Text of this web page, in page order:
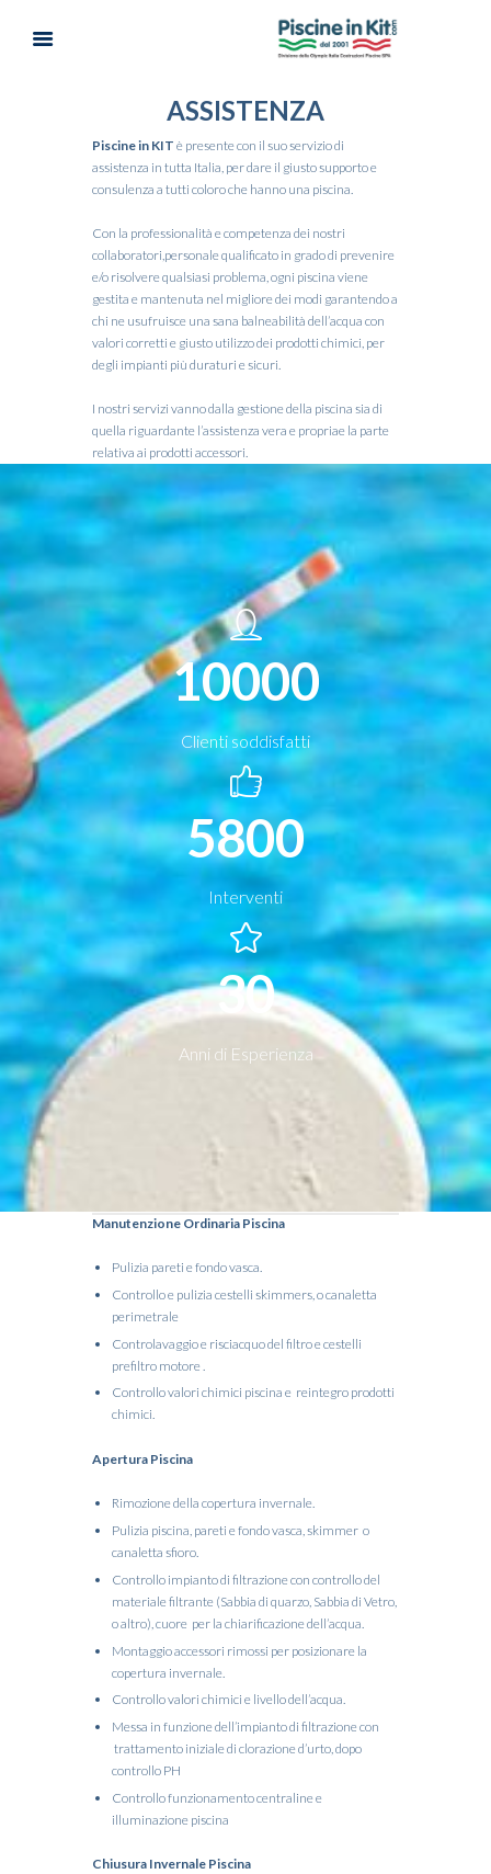
ASSISTENZA
Piscine in KIT è presente con il suo servizio di
assistenza in tutta Italia, per dare il giusto supporto e
consulenza a tutti coloro che hanno una piscina.
Con la professionalità e competenza dei nostri
collaboratori,personale qualificato in grado di prevenire
e/o risolvere qualsiasi problema, ogni piscina viene
gestita e mantenuta nel migliore dei modi garantendo a
chi ne usufruisce una sana balneabilità dell’acqua con
valori corretti e giusto utilizzo dei prodotti chimici, per
degli impianti più duraturi e sicuri.
I nostri servizi vanno dalla gestione della piscina sia di
quella riguardante l’assistenza vera e propriae la parte
relativa ai prodotti accessori.
10000
Clienti soddisfatti
5800
Interventi
30
Anni di Esperienza
Manutenzione Ordinaria Piscina
Pulizia pareti e fondo vasca.
Controllo e pulizia cestelli skimmers, o canaletta
perimetrale
Controlavaggio e risciacquo del filtro e cestelli
prefiltro motore .
Controllo valori chimici piscina e reintegro prodotti
chimici.
Apertura Piscina
Rimozione della copertura invernale.
Pulizia piscina, pareti e fondo vasca, skimmer o
canaletta sfioro.
Controllo impianto di filtrazione con controllo del
materiale filtrante (Sabbia di quarzo, Sabbia di Vetro,
o altro), cuore per la chiarificazione dell’acqua.
Montaggio accessori rimossi per posizionare la
copertura invernale.
Controllo valori chimici e livello dell’acqua.
Messa in funzione dell’impianto di filtrazione con
trattamento iniziale di clorazione d’urto, dopo
controllo PH
Controllo funzionamento centraline e
illuminazione piscina
Chiusura Invernale Piscina